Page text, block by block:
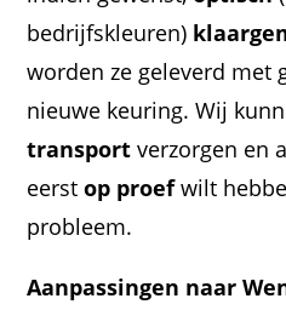
bedrijfskleuren)
worden ze geleverd met
nieuwe keuring. Wij
transport verzorgen en
eerstop proefwilt
probleem.
Aanpassingen naar